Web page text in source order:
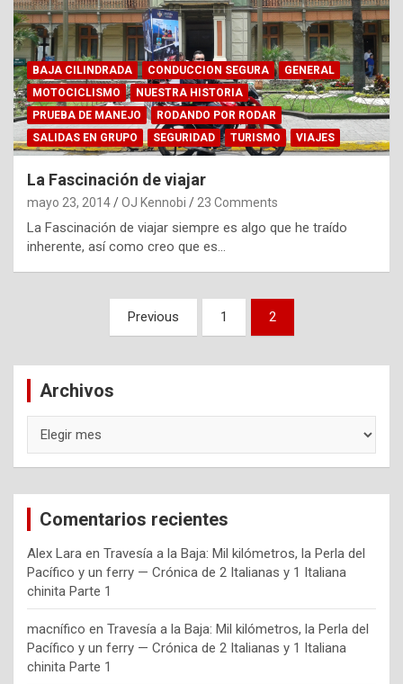
BAJA CILINDRADA CONDUCCION SEGURA
GENERAL
MOTOCICLISMO
NUESTRA HISTORIA
PRUEBA DE MANEJO
RODANDO POR RODAR
SALIDAS EN GRUPO
SEGURIDAD TURISMO VIAJES
La Fascinación de viajar
mayo 23, 2014 OJ Kennobi 23 Comments
La Fascinación de viajar siempre es algo que he traído
inherente, así como creo que es…
Navegación
entradas
Previous 1 2
Archivos
Comentarios recientes
Alex Lara en Travesía a la Baja: Mil kilómetros, la Perla del
Pacífico y un ferry — Crónica de 2 Italianas y 1 Italiana
chinita Parte 1
macnífico en Travesía a la Baja: Mil kilómetros, la Perla del
Pacífico y un ferry — Crónica de 2 Italianas y 1 Italiana
chinita Parte 1